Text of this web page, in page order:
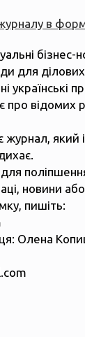
в
для
українські
про відомих
журнал, який
новини
пишіть:
Олена